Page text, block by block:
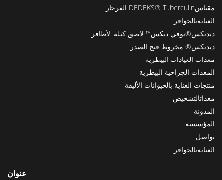
مقياسDEDEKS® Tuberculin الفرجار
العنايةبالحوافر
ديديكس®بوفي ديكس™ لاصق كتلة الأظافر
ديديكس® مخروط فتح الصدر
معدات العيادات البيطرية
المعدات الجراحية البيطرية
منتجات العناية بالحيوانات الأليفة
معداتالتشخيص
المدونة
المؤسسية
تواصل
العنايةبالحوافر
عنوان